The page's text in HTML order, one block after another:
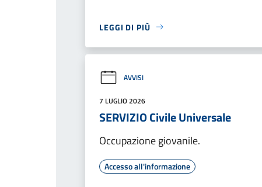
LEGGI DI PIÙ
AVVISI
7 LUGLIO 2026
SERVIZIO Civile Universale
Occupazione giovanile.
Accesso all'informazione